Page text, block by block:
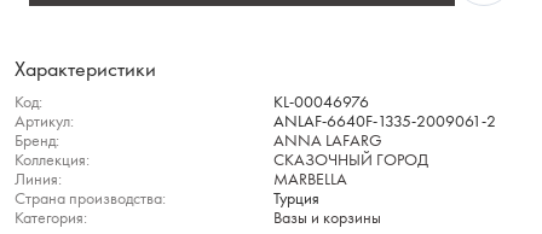
Характеристики
Код:
KL-00046976
Артикул:
ANLAF-6640F-1335-2009061-2
Бренд:
ANNA LAFARG
Коллекция:
СКАЗОЧНЫЙ ГОРОД
Линия:
MARBELLA
Страна производства:
Турция
Категория:
Вазы и корзины